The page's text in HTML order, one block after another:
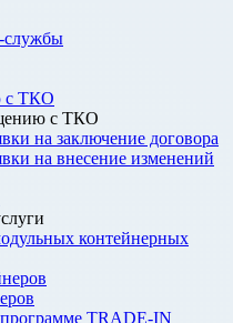
службы
с ТКО
с ТКО
на заключение договора
на внесение изменений
контейнерных
TRADE-IN